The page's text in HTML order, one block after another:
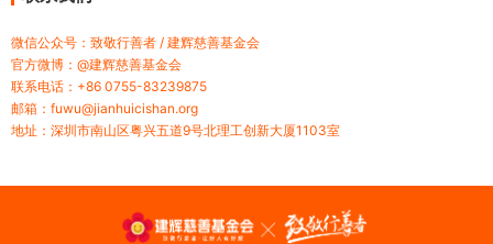
微信公众号：致敬行善者 / 建辉慈善基金会
官方微博：@建辉慈善基金会
联系电话：+86 0755-83239875
邮箱：fuwu@jianhuicishan.org
地址：深圳市南山区粤兴五道9号北理工创新大厦1103室